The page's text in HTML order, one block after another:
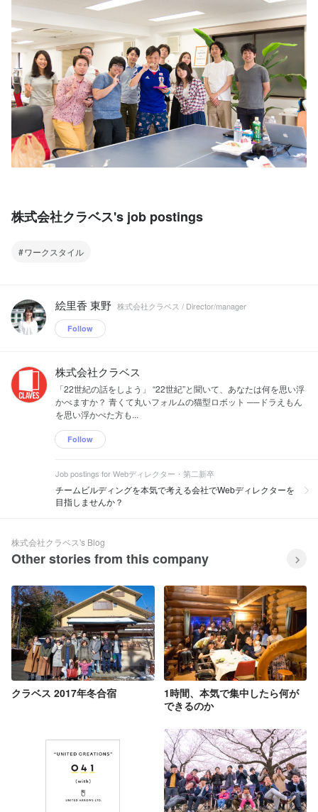
株式会社クラベス's job postings
ワークスタイル
絵里香 東野 株式会社クラベス / Director/manager
Follow
株式会社クラベス
「22世紀の話をしよう」 “22世紀”と聞いて、あなたは何を思い浮
かべますか？ 青くて丸いフォルムの猫型ロボット ──ドラえもん
を思い浮かべた方も...
Follow
Job postings for Webディレクター・第二新卒
チームビルディングを本気で考える会社でWebディレクターを
目指しませんか？
株式会社クラベス's Blog
Other stories from this company
クラベス 2017年冬合宿
1時間、本気で集中したら何が
できるのか